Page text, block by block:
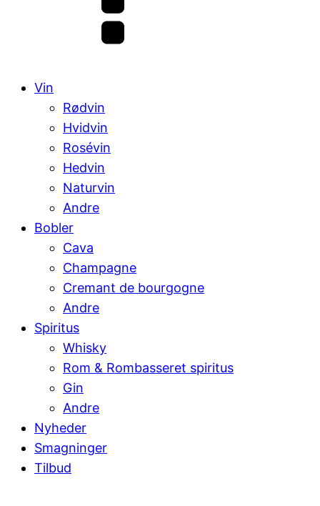
Vin
Rødvin
Hvidvin
Rosévin
Hedvin
Naturvin
Andre
Bobler
Cava
Champagne
Cremant de bourgogne
Andre
Spiritus
Whisky
Rom & Rombasseret spiritus
Gin
Andre
Nyheder
Smagninger
Tilbud